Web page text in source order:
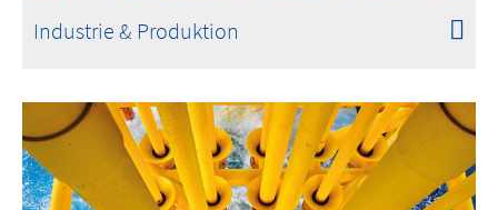
Industrie & Produktion